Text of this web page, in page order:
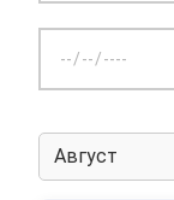
дату: